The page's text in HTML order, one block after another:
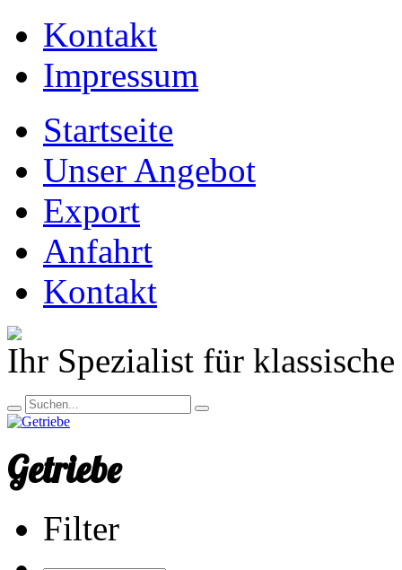
Kontakt
Impressum
Startseite
Unser Angebot
Export
Anfahrt
Kontakt
Ihr Spezialist für
Getriebe
Filter